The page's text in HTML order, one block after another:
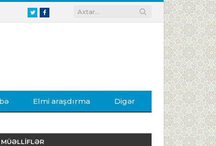
TwitterFacebook
Elmi araşdırma Digər
MÜƏLLİFLƏR